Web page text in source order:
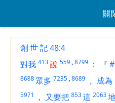
關
創 世 記 48:4
對我 413說 559 ,8799 ： 『 #
8688 眾多 7235 ,8689 ， 成為
5971 ， 又要把 853這 2063